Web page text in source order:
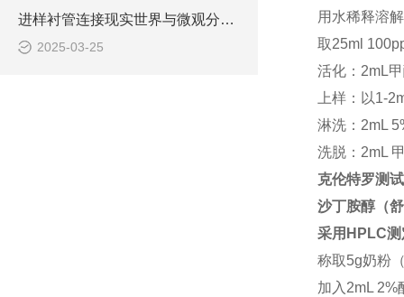
进样衬管连接现实世界与微观分析世界的桥梁
2025-03-25
用水稀释溶
取25ml
活化：2mL
上样：以1-
淋洗：2mL
洗脱：2mL
克伦特罗测试
沙丁胺醇（
采用HPLC测
称取5g奶粉
加入2mL 2%